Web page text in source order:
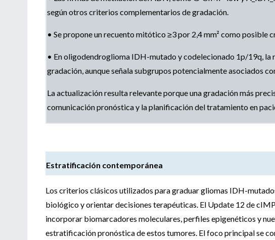
según otros criterios complementarios de gradación.
• Se propone un recuento mitótico ≥3 por 2,4 mm² como posible
• En oligodendroglioma IDH-mutado y codelecionado 1p/19q,
gradación, aunque señala subgrupos potencialmente asociados
La actualización resulta relevante porque una gradación más
comunicación pronóstica y la planificación del tratamiento en
Estratificación contemporánea
Los criterios clásicos utilizados para graduar gliomas IDH-
biológico y orientar decisiones terapéuticas. El Update 12 de
incorporar biomarcadores moleculares, perfiles epigenéticos y
estratificación pronóstica de estos tumores. El foco principal se